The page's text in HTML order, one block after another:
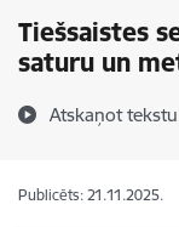
Tiešsaistes
saturu un
Atskaņot tekstu
Publicēts: 21.11.2025.